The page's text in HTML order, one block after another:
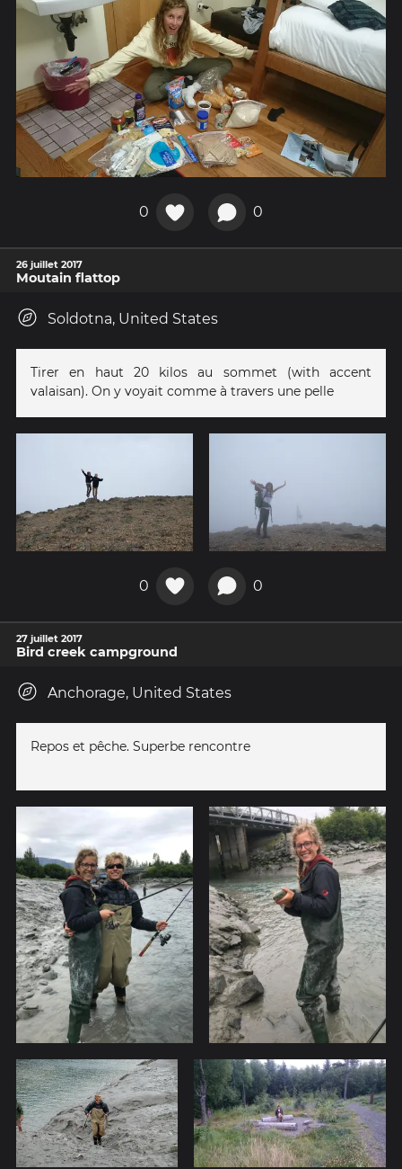
0 0
26 juillet 2017
Moutain flattop
Soldotna, United States
Tirer en haut 20 kilos au sommet (with accent
valaisan). On y voyait comme à travers une pelle
0 0
27 juillet 2017
Bird creek campground
Anchorage, United States
Repos et pêche. Superbe rencontre